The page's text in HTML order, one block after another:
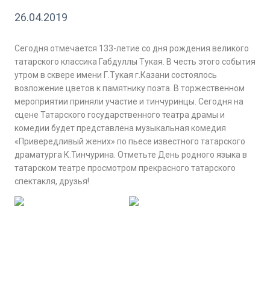
26.04.2019
Сегодня отмечается 133-летие со дня рождения великого
татарского классика Габдуллы Тукая. В честь этого события
утром в сквере имени Г.Тукая г.Казани состоялось
возложение цветов к памятнику поэта. В торжественном
мероприятии приняли участие и тинчуринцы. Сегодня на
сцене Татарского государственного театра драмы и
комедии будет представлена музыкальная комедия
«Привередливый жених» по пьесе известного татарского
драматурга К.Тинчурина. Отметьте День родного языка в
татарском театре просмотром прекрасного татарского
спектакля, друзья!